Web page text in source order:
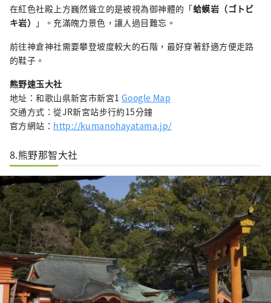
在紅色社殿上方巍然聳立的是被視為御神體的「蛤蟆岩（ゴトビ
キ岩） 」。充滿魄力景色，讓人過目難忘。
前往神倉神社需要攀登坡度較大的石階，最好穿著舒適方便走路
的鞋子。
熊野速玉大社
地址：和歌山県新宮市新宮1 Google Map
交通方式：從JR新宮站步行約15分鐘
官方網站： http://kumanohayatama.jp/
8.熊野那智大社